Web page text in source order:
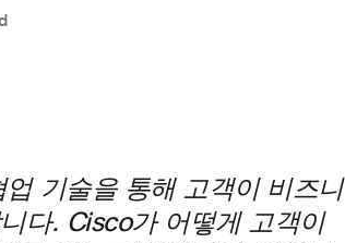
기술을 통해 고객이 비즈니
다. Cisco가 어떻게 고객이